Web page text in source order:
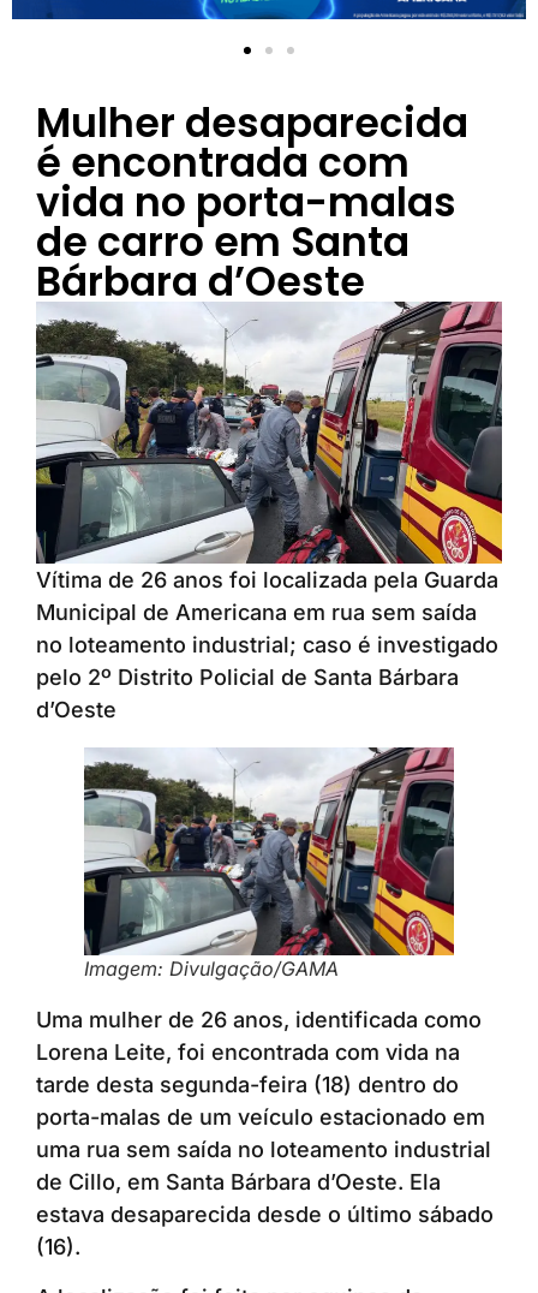
Mulher desaparecida
é encontrada com
vida no porta-malas
de carro em Santa
Bárbara d’Oeste
Vítima de 26 anos foi localizada pela Guarda
Municipal de Americana em rua sem saída
no loteamento industrial; caso é investigado
pelo 2º Distrito Policial de Santa Bárbara
d’Oeste
Imagem: Divulgação/GAMA
Uma mulher de 26 anos, identificada como
Lorena Leite, foi encontrada com vida na
tarde desta segunda-feira (18) dentro do
porta-malas de um veículo estacionado em
uma rua sem saída no loteamento industrial
de Cillo, em Santa Bárbara d’Oeste. Ela
estava desaparecida desde o último sábado
(16).